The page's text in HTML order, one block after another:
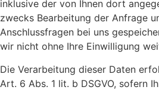
inklusive der von Ihnen dort
zwecks Bearbeitung der Anfrage
Anschlussfragen bei uns
wir nicht ohne Ihre Einwilligung
Die Verarbeitung dieser Daten
Art. 6 Abs. 1 lit. b DSGVO, sofern